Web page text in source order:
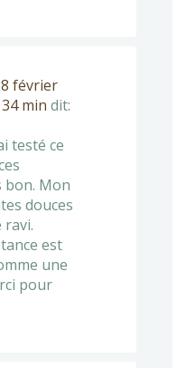
février
min dit:
testé ce
bon. Mon
douces
ravi.
est
une
pour